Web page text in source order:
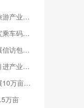
美而行”
码上线
督访工作
资金超百
林下种植
万亩